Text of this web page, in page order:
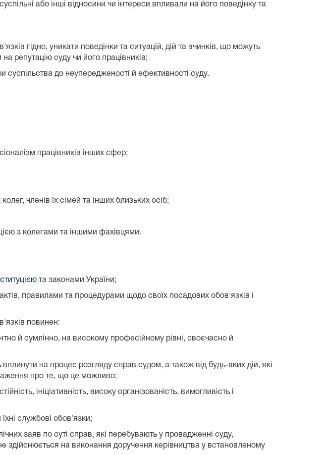
або інші відносини чи інтереси впливали на його поведінку та
гідно, уникати поведінки та ситуацій, дій та вчинків, що можуть
репутацію суду чи його працівників;
до неупередженості й ефективності суду.
працівників інших сфер;
членів їх сімей та інших близьких осіб;
з колегами та іншими фахівцями.
та законами України;
правилами та процедурами щодо своїх посадових обов'язків і
повинен:
й сумлінно, на високому професійному рівні, своєчасно й
на процес розгляду справ судом, а також від будь-яких дій, які
про те, що це можливо;
ініціативність, високу організованість, вимогливість і
службові обов'язки;
заяв по суті справ, які перебувають у провадженні суду,
здійснюється на виконання доручення керівництва у встановленому